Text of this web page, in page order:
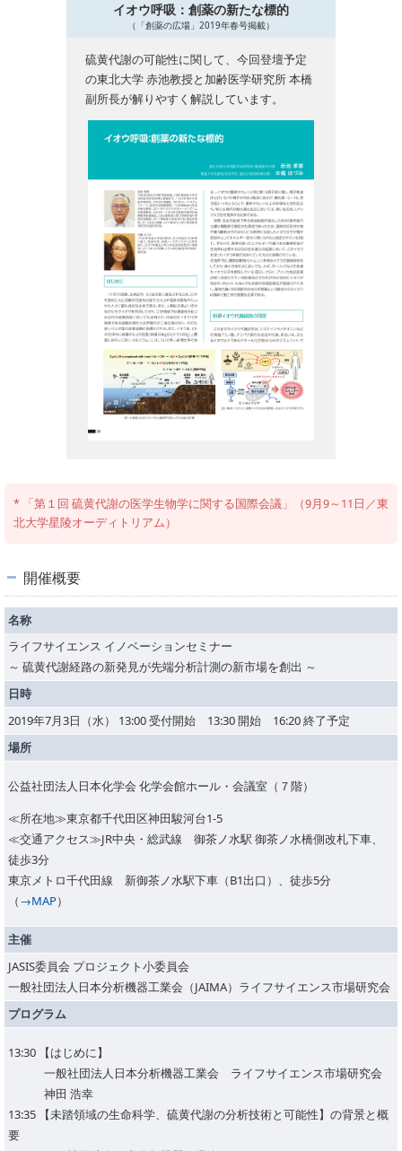
イオウ呼吸：創薬の新たな標的
（「創薬の広場」2019年春号掲載）
硫黄代謝の可能性に関して、今回登壇予定
の東北大学 赤池教授と加齢医学研究所 本橋
副所長が解りやすく解説しています。
* 「第１回 硫黄代謝の医学生物学に関する国際会議」（9月9～11日／東
北大学星陵オーディトリアム）
開催概要
名称
ライフサイエンス イノベーションセミナー
～ 硫黄代謝経路の新発見が先端分析計測の新市場を創出 ～
日時
2019年7月3日（水） 13:00 受付開始 13:30 開始 16:20 終了予定
場所
公益社団法人日本化学会 化学会館ホール・会議室（７階）
≪所在地≫東京都千代田区神田駿河台1-5
≪交通アクセス≫JR中央・総武線 御茶ノ水駅 御茶ノ水橋側改札下車、
徒歩3分
東京メトロ千代田線 新御茶ノ水駅下車（B1出口）、徒歩5分
（→MAP）
主催
JASIS委員会 プロジェクト小委員会
一般社団法人日本分析機器工業会（JAIMA）ライフサイエンス市場研究会
プログラム
13:30 【はじめに】
一般社団法人日本分析機器工業会 ライフサイエンス市場研究会
神田 浩幸
13:35 【未踏領域の生命科学、硫黄代謝の分析技術と可能性】の背景と概
要